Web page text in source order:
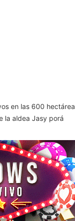
en las 600
la aldea Jasy porá